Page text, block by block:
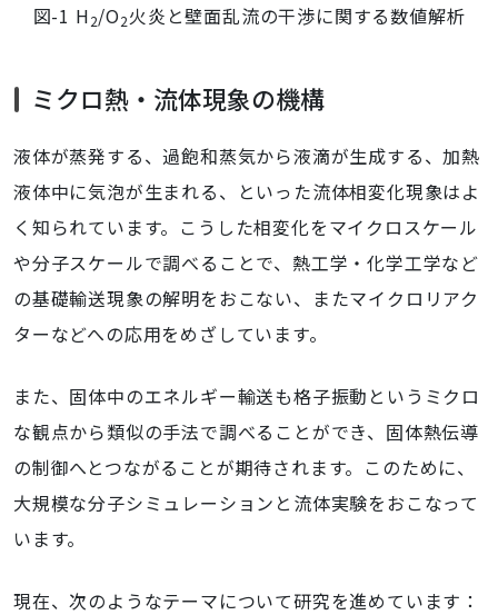
図-1 H2/O2火炎と壁面乱流の干渉に関する数値解析
ミクロ熱・流体現象の機構
液体が蒸発する、過飽和蒸気から液滴が生成する、加熱
液体中に気泡が生まれる、といった流体相変化現象はよ
く知られています。こうした相変化をマイクロスケール
や分子スケールで調べることで、熱工学・化学工学など
の基礎輸送現象の解明をおこない、またマイクロリアク
ターなどへの応用をめざしています。
また、固体中のエネルギー輸送も格子振動というミクロ
な観点から類似の手法で調べることができ、固体熱伝導
の制御へとつながることが期待されます。このために、
大規模な分子シミュレーションと流体実験をおこなって
います。
現在、次のようなテーマについて研究を進めています：